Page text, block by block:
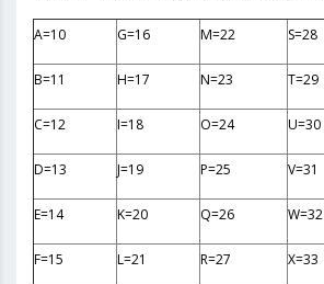
A=10 G=16 M=22 S=28
B=11 H=17 N=23 T=29
C=12 I=18 O=24 U=30
D=13 J=19 P=25 V=31
E=14 K=20 Q=26 W=32
F=15 L=21 R=27 X=33